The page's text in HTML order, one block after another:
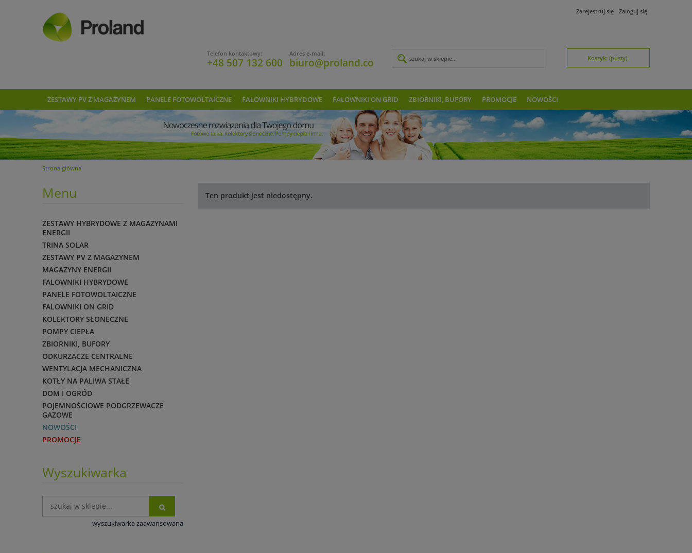
Zarejestruj się Zaloguj się
Koszyk: (pusty)
Telefon kontaktowy:
+48 507 132 600
Adres e-mail:
biuro@proland.co
ZESTAWY PV Z MAGAZYNEM PANELE FOTOWOLTAICZNE FALOWNIKI HYBRYDOWE FALOWNIKI ON GRID ZBIORNIKI, BUFORY PROMOCJE NOWOŚCI
Strona główna
Menu
ZESTAWY HYBRYDOWE Z MAGAZYNAMI
ENERGII
TRINA SOLAR
ZESTAWY PV Z MAGAZYNEM
MAGAZYNY ENERGII
FALOWNIKI HYBRYDOWE
PANELE FOTOWOLTAICZNE
FALOWNIKI ON GRID
KOLEKTORY SŁONECZNE
POMPY CIEPŁA
ZBIORNIKI, BUFORY
ODKURZACZE CENTRALNE
WENTYLACJA MECHANICZNA
KOTŁY NA PALIWA STAŁE
DOM I OGRÓD
POJEMNOŚCIOWE PODGRZEWACZE
GAZOWE
NOWOŚCI
PROMOCJE
Wyszukiwarka
wyszukiwarka zaawansowana
Ten produkt jest niedostępny.